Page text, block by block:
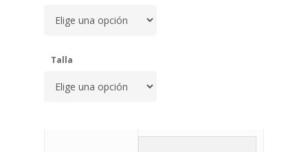
Talla